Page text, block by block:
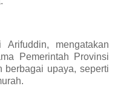
mengatakan
Pemerintah Provinsi
berbagai upaya, seperti